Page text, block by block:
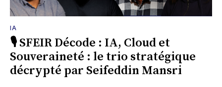
IA
🎙 SFEIR Décode : IA, Cloud et
Souveraineté : le trio stratégique
décrypté par Seifeddin Mansri